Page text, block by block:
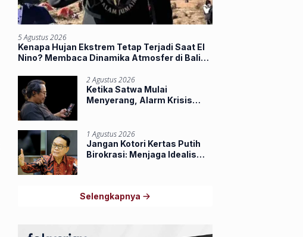
5 Agustus 2026
Kenapa Hujan Ekstrem Tetap Terjadi Saat El
Nino? Membaca Dinamika Atmosfer di Balik
2 Agustus 2026
Ketika Satwa Mulai
Menyerang, Alarm Krisis
1 Agustus 2026
Jangan Kotori Kertas Putih
Birokrasi: Menjaga Idealisme
Selengkapnya